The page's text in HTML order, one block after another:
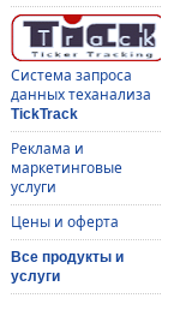
Система запроса
данных теханализа
TickTrack
Реклама и
маркетинговые
услуги
Цены и оферта
Все продукты и
услуги